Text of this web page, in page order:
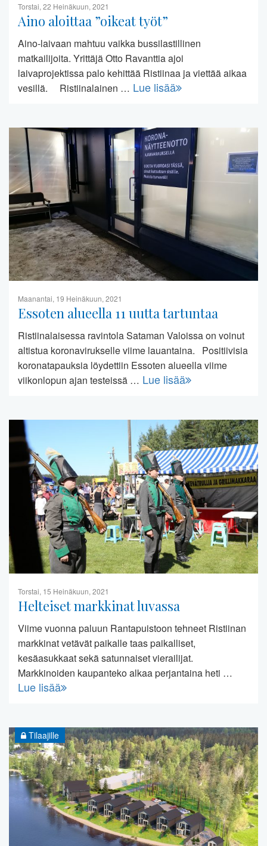
Torstai, 22 Heinäkuun, 2021
Aino aloittaa ”oikeat työt”
Aino-laivaan mahtuu vaikka bussilastillinen
matkailijoita. Yrittäjä Otto Ravanttia ajoi
laivaprojektissa palo kehittää Ristiinaa ja viettää aikaa
vesillä. Ristiinalainen … Lue lisää
Maanantai, 19 Heinäkuun, 2021
Essoten alueella 11 uutta tartuntaa
Ristiinalaisessa ravintola Sataman Valoissa on voinut
altistua koronavirukselle viime lauantaina. Positiivisia
koronatapauksia löydettiin Essoten alueella viime
viikonlopun ajan testeissä … Lue lisää
Torstai, 15 Heinäkuun, 2021
Helteiset markkinat luvassa
Viime vuonna paluun Rantapuistoon tehneet Ristiinan
markkinat vetävät paikalle taas paikalliset,
kesäasukkaat sekä satunnaiset vierailijat.
Markkinoiden kaupanteko alkaa perjantaina heti …
Lue lisää
Tilaajille